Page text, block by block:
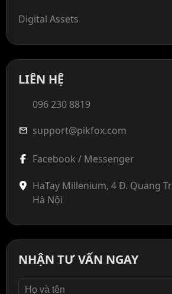
Digital Assets
LIÊN HỆ
096 230 8819
mail support@pikfox.com
Facebook / Messenger
HaTay Millenium, 4 Đ. Quang
Hà Nội
NHẬN TƯ VẤN NGAY